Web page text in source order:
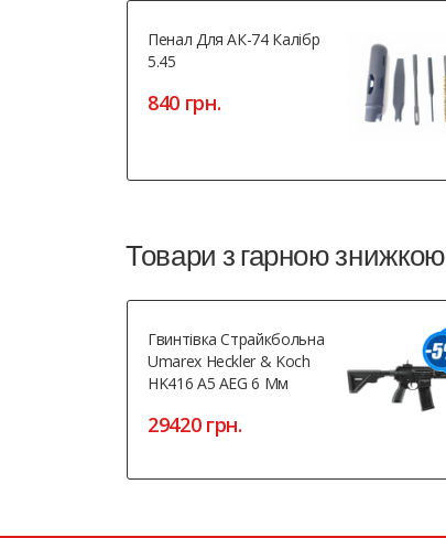
Пенал Для АК-74 Калібр
5.45
840 грн.
Товари з гарною знижкою
Гвинтівка Страйкбольна
Umarex Heckler & Koch
HK416 A5 AEG 6 Мм
29420 грн.